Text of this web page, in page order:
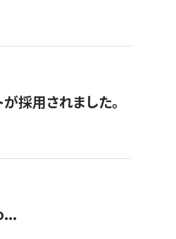
採用されました。